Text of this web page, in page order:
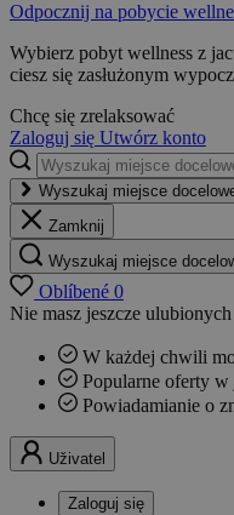
Odpocznij na pobycie
Wybierz pobyt wellness z
ciesz się zasłużonym
Chcę się zrelaksować
Zaloguj się Utwórz konto
Wyszukaj miejsce
Zamknij
Wyszukaj miejsce
Oblíbené 0
Nie masz jeszcze
W każdej chwili
Popularne oferty
Powiadamianie o
Uživatel
Zaloguj się